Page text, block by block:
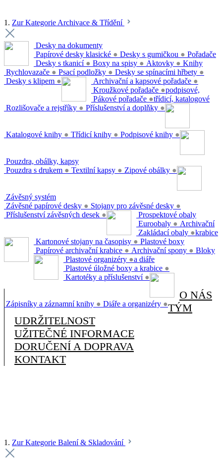
1. Zur Kategorie Archivace & Třídění
Desky na dokumenty
Papírové desky klasické ● Desky s gumičkou ●
Desky s tkanicí ● Boxy na spisy ● Aktovky ●
Rychlovazače ● Psací podložky ● Desky se spínacími hřbety ●
Desky s klipem ●
Pořadače
Archivační a kapsové pořadače ●
Kroužkové pořadače ●
Pákové pořadače ●
Rozlišovače a rejstříky ● Příslušenství a doplňky ●
Knihy
podpisové,
třídicí, katalogové
Katalogové knihy ● Třídicí knihy ● Podpisové knihy ●
Pouzdra, obálky, kapsy
Pouzdra s drukem ● Textilní kapsy ● Zipové obálky ●
Závěsný systém
Závěsné papírové desky ● Stojany pro závěsné desky ●
Příslušenství závěsných desek ●
Prospektové obaly
Euroobaly ●
Zakládací obaly ●
Archivační
krabice
Kartonové stojany na časopisy ●
Papírové archivační krabice ● Archivační spony ●
Plastové boxy
Plastové organizéry ●
Plastové úložné boxy a krabice ●
Kartotéky a příslušenství ●
Bloky
a diáře
Zápisníky a záznamní knihy ● Diáře a organizéry ●
O NÁS
TÝM
UDRŽITELNOST
UŽITEČNÉ INFORMACE
DORUČENÍ A DOPRAVA
KONTAKT
1. Zur Kategorie Balení & Skladování